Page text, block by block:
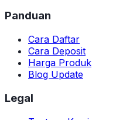
Panduan
Cara Daftar
Cara Deposit
Harga Produk
Blog Update
Legal